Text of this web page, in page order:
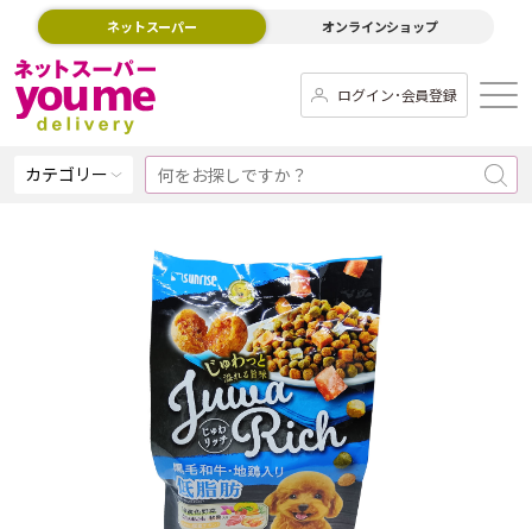
ネットスーパー オンラインショップ
ログイン･会員登録
カテゴリー